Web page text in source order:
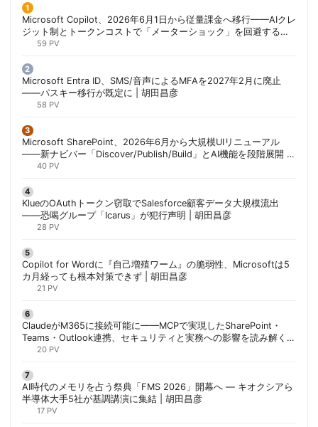
Microsoft Copilot、2026年6月1日から従量課金へ移行——AIクレ
ジット制とトークンコストで「メーターショック」を回避する方
法 | 胡田昌彦
59 PV
Microsoft Entra ID、SMS/音声によるMFAを2027年2月に廃止
——パスキー移行が既定に | 胡田昌彦
58 PV
Microsoft SharePoint、2026年6月から大規模UIリニューアル
——新ナビバー「Discover/Publish/Build」とAI機能を段階展開 |
胡田昌彦
40 PV
KlueのOAuthトークン窃取でSalesforce顧客データ大規模流出
——恐喝グループ「Icarus」が犯行声明 | 胡田昌彦
28 PV
Copilot for Wordに『自己増殖ワーム』の脆弱性、Microsoftは5
カ月経っても根本対策できず | 胡田昌彦
21 PV
ClaudeがM365に接続可能に——MCPで実現したSharePoint・
Teams・Outlook連携、セキュリティと実務への影響を読み解く |
胡田昌彦
20 PV
AI時代のメモリを占う祭典「FMS 2026」開幕へ ― キオクシアら
半導体大手5社が基調講演に集結 | 胡田昌彦
17 PV